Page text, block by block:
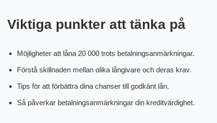
Viktiga punkter att tänka på
Möjligheter att låna 20 000 trots betalningsanmärkningar.
Förstå skillnaden mellan olika långivare och deras krav.
Tips för att förbättra dina chanser till godkänt lån.
Så påverkar betalningsanmärkningar din kreditvärdighet.